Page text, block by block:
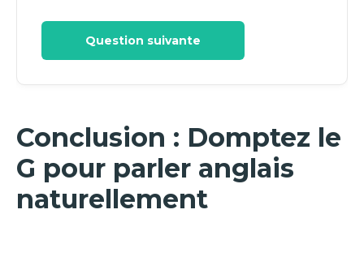
Question suivante
Conclusion : Domptez le
G pour parler anglais
naturellement